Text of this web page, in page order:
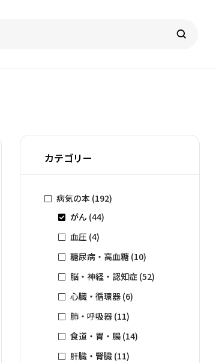
カテゴリー
病気の本 (192)
がん (44)
血圧 (4)
糖尿病・高血糖 (10)
脳・神経・認知症 (52)
心臓・循環器 (6)
肺・呼吸器 (11)
食道・胃・腸 (14)
肝臓・腎臓 (11)